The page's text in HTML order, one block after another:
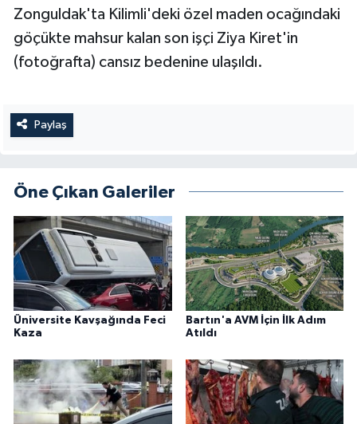
Zonguldak'ta Kilimli'deki özel maden ocağındaki
göçükte mahsur kalan son işçi Ziya Kiret'in
(fotoğrafta) cansız bedenine ulaşıldı.
Paylaş
Öne Çıkan Galeriler
Üniversite Kavşağında Feci
Kaza
Bartın'a AVM İçin İlk Adım
Atıldı